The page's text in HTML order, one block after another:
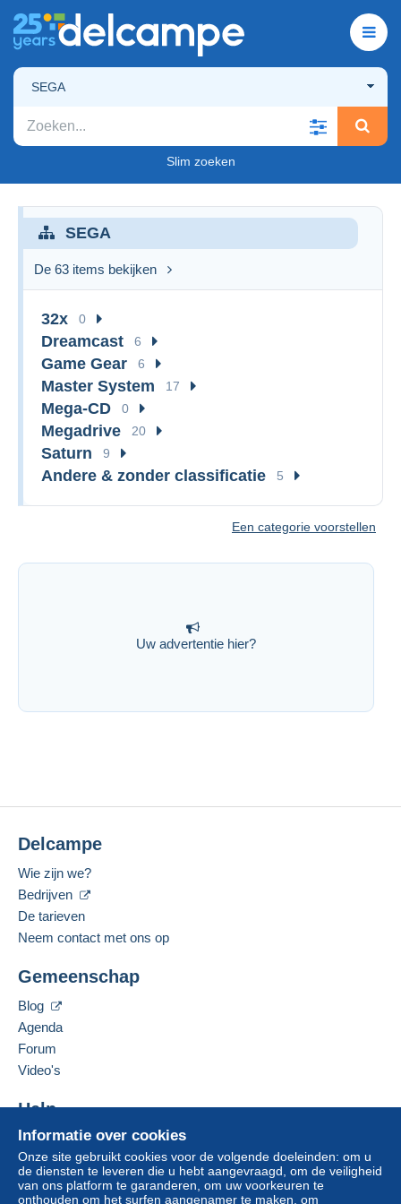
SEGA
Slim zoeken
Uw advertentie hier?
SEGA
De 63 items bekijken
32x 0
Dreamcast 6
Game Gear 6
Master System 17
Mega-CD 0
Megadrive 20
Saturn 9
Andere & zonder classificatie 5
Een categorie voorstellen
Informatie over cookies
Onze site gebruikt cookies voor de volgende doeleinden: om u
de diensten te leveren die u hebt aangevraagd, om de veiligheid
van ons platform te garanderen, om uw voorkeuren te
onthouden om het surfen aangenamer te maken, om
Delcampe
Wie zijn we?
Bedrijven
De tarieven
Neem contact met ons op
Gemeenschap
Blog
Agenda
Forum
Video's
Help
Hulpcentrum
Kopen op Delcampe
Verkopen op Delcampe